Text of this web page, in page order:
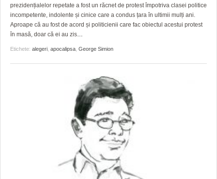
prezidențialelor repetate a fost un răcnet de protest împotriva clasei politice
incompetente, indolente și cinice care a condus țara în ultimii mulți ani.
Aproape că au fost de acord și politicienii care fac obiectul acestui protest
în masă, doar că ei au zis…
Etichete: alegeri apocalipsa George Simion